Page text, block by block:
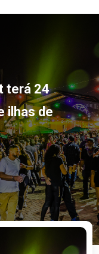
terá 24
ilhas de